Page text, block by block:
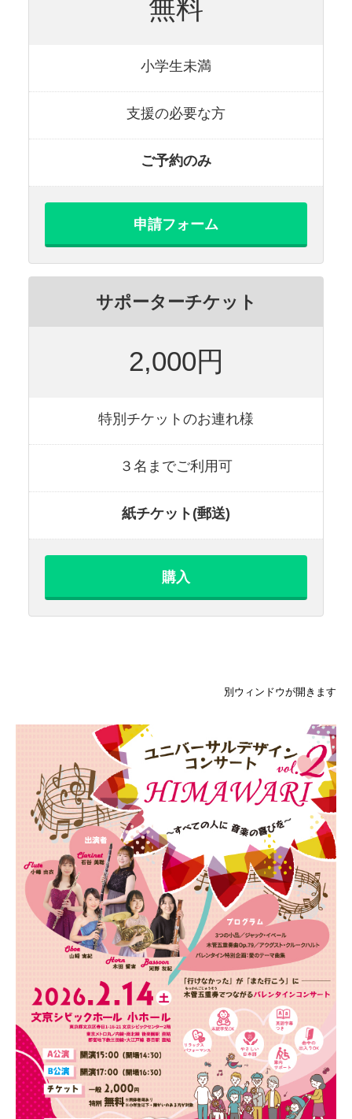
無料
小学生未満
支援の必要な方
ご予約のみ
申請フォーム
サポーターチケット
2,000円
特別チケットのお連れ様
３名までご利用可
紙チケット(郵送)
購入
別ウィンドウが開きます